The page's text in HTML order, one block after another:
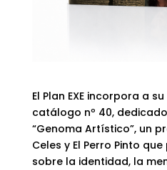
El Plan EXE incorpora a
catálogo nº 40,
“Genoma Artístico”, un
Celes y El Perro Pinto
sobre la identidad, la